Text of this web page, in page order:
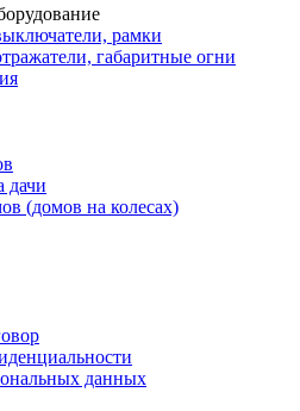
рамки
габаритные огни
дачи
(домов на колесах)
данных